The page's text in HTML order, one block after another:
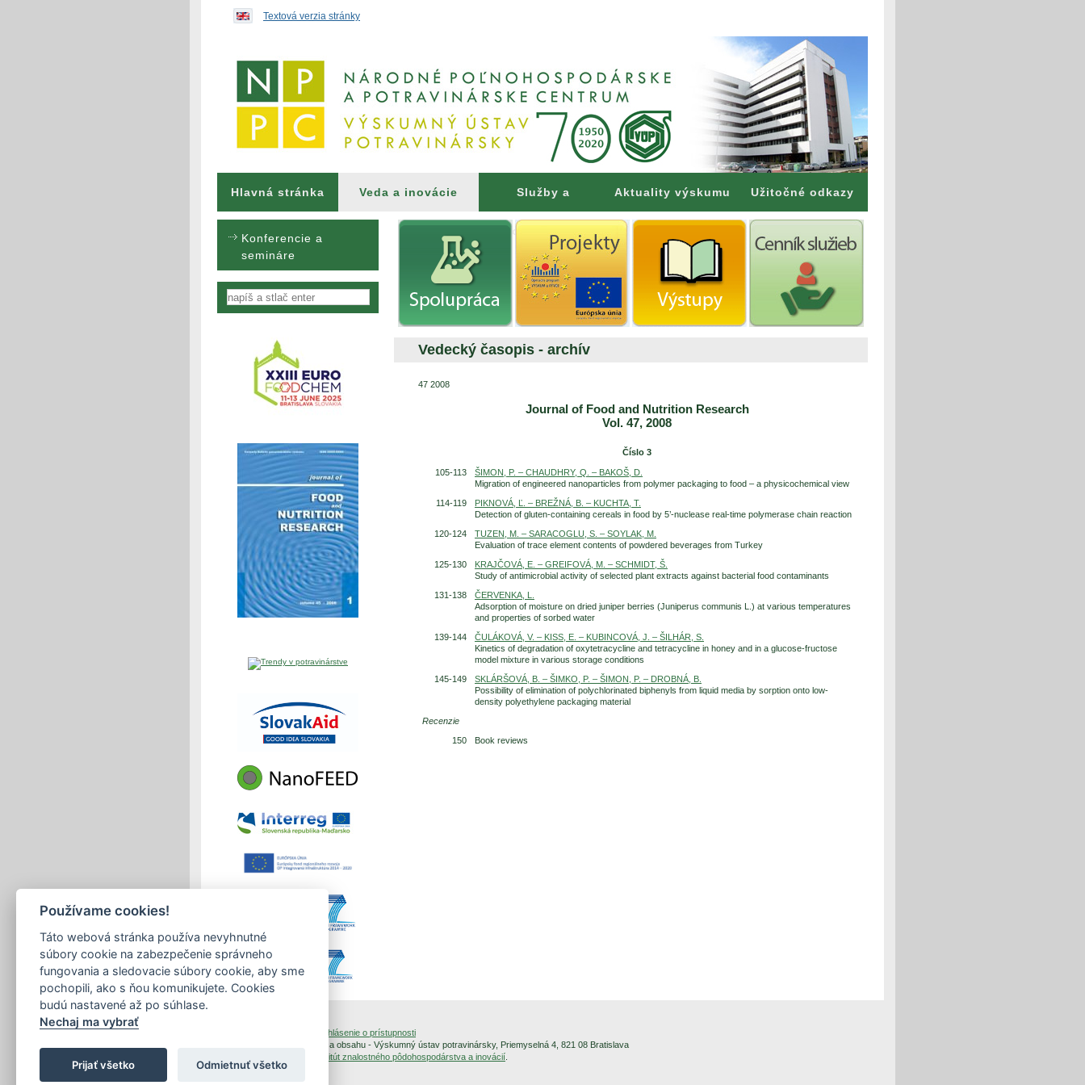
Textová verzia stránky
Hlavná stránka Veda a inovácie Služby a
poradenstvo
Aktuality výskumu Užitočné odkazy
Konferencie a
semináre
Vyhľadávanie
Vedecký časopis - archív
47 2008
Journal of Food and Nutrition Research
Vol. 47, 2008
Číslo 3
105-113
ŠIMON, P. – CHAUDHRY, Q. – BAKOŠ, D.
Migration of engineered nanoparticles from polymer packaging to food – a physicochemical view
114-119
PIKNOVÁ, Ľ. – BREŽNÁ, B. – KUCHTA, T.
Detection of gluten-containing cereals in food by 5’‑nuclease real-time polymerase chain reaction
120-124
TUZEN, M. – SARACOGLU, S. – SOYLAK, M.
Evaluation of trace element contents of powdered beverages from Turkey
125-130
KRAJČOVÁ, E. – GREIFOVÁ, M. – SCHMIDT, Š.
Study of antimicrobial activity of selected plant extracts against bacterial food contaminants
131-138
ČERVENKA, L.
Adsorption of moisture on dried juniper berries (Juniperus communis L.) at various temperatures
and properties of sorbed water
139-144
ČULÁKOVÁ, V. – KISS, E. – KUBINCOVÁ, J. – ŠILHÁR, S.
Kinetics of degradation of oxytetracycline and tetracycline in honey and in a glucose-fructose
model mixture in various storage conditions
145-149
SKLÁRŠOVÁ, B. – ŠIMKO, P. – ŠIMON, P. – DROBNÁ, B.
Possibility of elimination of polychlorinated biphenyls from liquid media by sorption onto low-
density polyethylene packaging material
Recenzie
150
Book reviews
Vyhlásenie o prístupnosti
Copyright © 2026 Správca obsahu - Výskumný ústav potravinársky, Priemyselná 4, 821 08 Bratislava
Inštitút znalostného pôdohospodárstva a inovácií
Používame cookies!
Táto webová stránka používa nevyhnutné
súbory cookie na zabezpečenie správneho
fungovania a sledovacie súbory cookie, aby sme
pochopili, ako s ňou komunikujete. Cookies
budú nastavené až po súhlase.
Nechaj ma vybrať
Prijať všetko Odmietnuť všetko